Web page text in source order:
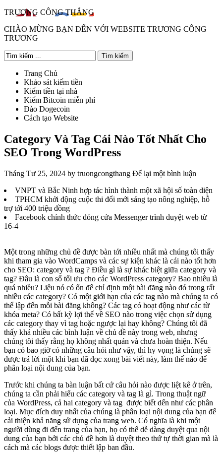
TRƯƠNG CÔNG THẮNG
CHÀO MỪNG BẠN ĐẾN VỚI WEBSITE TRƯƠNG CÔNG
TRƯƠNG
Trang Chủ
Khảo sát kiếm tiền
Kiếm tiền tại nhà
Kiếm Bitcoin miễn phí
Đào Dogecoin
Cách tạo Website
Category Và Tag Cái Nào Tốt Nhất Cho
SEO Trong WordPress
Tháng Tư 25, 2024 by truongcongthang Để lại một bình luận
VNPT và Bắc Ninh hợp tác hình thành một xã hội số toàn diện
TPHCM khởi động cuộc thi đổi mới sáng tạo nông nghiệp, hỗ
trợ tới 400 triệu đồng
Facebook chính thức đóng cửa Messenger trình duyệt web từ
16-4
Một trong những chủ đề được bàn tới nhiều nhất mà chúng tôi thấy
khi tham gia vào WordCamps và các sự kiện khác là cái nào tốt hơn
cho SEO: category và tag ? Điều gì là sự khác biệt giữa category và
tag? Đâu là con số tối ưu cho các WordPress category? Bao nhiêu là
quá nhiều? Liệu nó có ổn để chỉ định một bài đăng nào đó trong rất
nhiều các category? Có một giới hạn của các tag nào mà chúng ta có
thể lập đến mỗi bài đăng không? Các tag có hoạt động như các từ
khóa meta? Có bất kỳ lợi thế về SEO nào trong việc chọn sử dụng
các category thay vì tag hoặc ngược lại hay không? Chúng tôi đã
thấy khá nhiều các bình luận về chủ đề này trong web, nhưng
chúng tôi thấy rằng họ không nhất quán và chưa hoàn thiện. Nếu
bạn có bao giờ có những câu hỏi như vậy, thì hy vọng là chúng sẽ
được trả lời một khi bạn đã đọc xong bài viết này, làm thế nào để
phân loại nội dung của bạn.
Trước khi chúng ta bàn luận bất cứ câu hỏi nào được liệt kê ở trên,
chúng ta cần phải hiểu các category và tag là gì. Trong thuật ngữ
của WordPress, cả hai category và tag được biết dến như các phân
loại. Mục đích duy nhất của chúng là phân loại nội dung của bạn để
cải thiện khả năng sử dụng của trang web. Có nghĩa là khi một
người dùng đi đến trang của bạn, họ có thể dễ dàng duyệt qua nội
dung của bạn bởi các chủ đề hơn là duyệt theo thứ tự thời gian mà là
cách mà các blogs được thiết lập ban đầu.